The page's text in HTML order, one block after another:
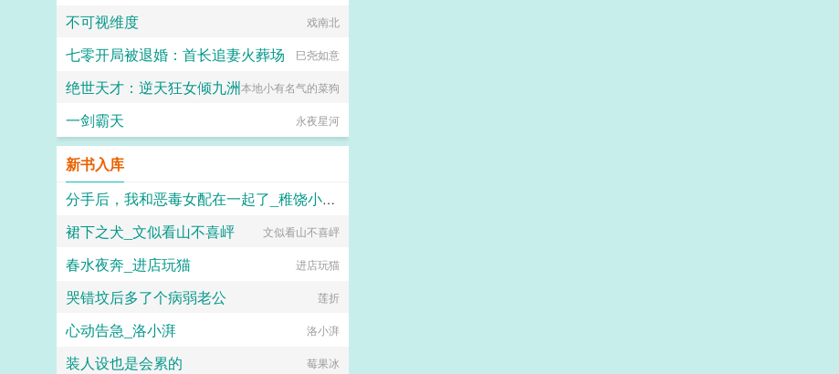
不可视维度 戏南北
七零开局被退婚：首长追妻火葬场 巳尧如意
绝世天才：逆天狂女倾九洲本地小有名气的菜狗
一剑霸天 永夜星河
新书入库
分手后，我和恶毒女配在一起了_稚饶小饼干
稚饶小饼干
裙下之犬_文似看山不喜岼 文似看山不喜岼
春水夜奔_进店玩猫 进店玩猫
哭错坟后多了个病弱老公 莲折
心动告急_洛小湃 洛小湃
装人设也是会累的 莓果冰